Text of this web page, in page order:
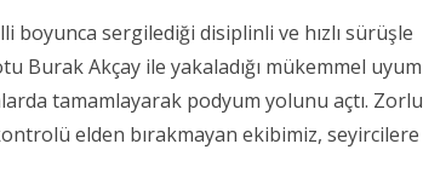
boyunca sergilediği disiplinli ve hızlı sürüşle
Burak Akçay ile yakaladığı mükemmel uyum
tamamlayarak podyum yolunu açtı. Zorlu
elden bırakmayan ekibimiz, seyircilere